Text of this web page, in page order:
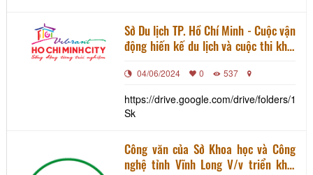
Sở Du lịch TP. Hồ Chí Minh - Cuộc vận
động hiến kế du lịch và cuộc thi khởi
Thành phố Hồ Chí Minh năm 2021
04/06/2024 0 537
https://drive.google.com/drive/folders/
Sk
Công văn của Sở Khoa học và Công
nghệ tỉnh Vĩnh Long V/v triển khai